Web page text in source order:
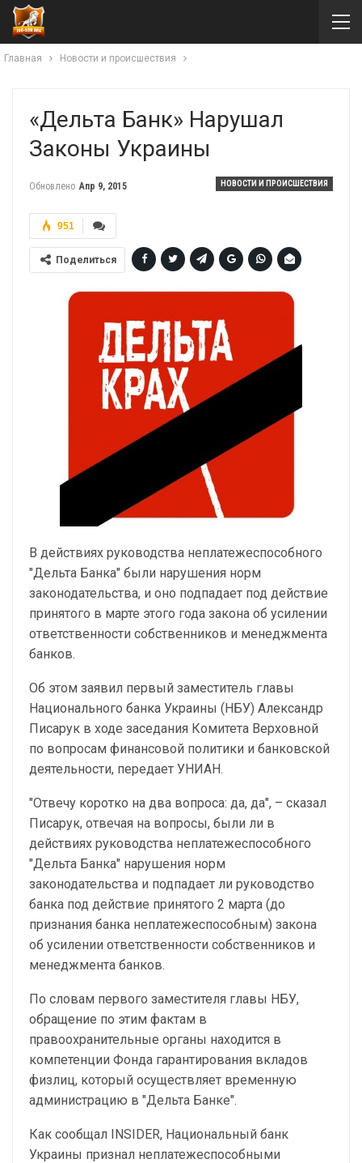
Главная Новости и происшествия
«Дельта Банк» Нарушал
Законы Украины
НОВОСТИ И ПРОИСШЕСТВИЯ
Обновлено Апр 9, 2015
951
Поделиться
В действиях руководства неплатежеспособного
"Дельта Банка" были нарушения норм
законодательства, и оно подпадает под действие
принятого в марте этого года закона об усилении
ответственности собственников и менеджмента
банков.
Об этом заявил первый заместитель главы
Национального банка Украины (НБУ) Александр
Писарук в ходе заседания Комитета Верховной
по вопросам финансовой политики и банковской
деятельности, передает УНИАН.
"Отвечу коротко на два вопроса: да, да", – сказал
Писарук, отвечая на вопросы, были ли в
действиях руководства неплатежеспособного
"Дельта Банка" нарушения норм
законодательства и подпадает ли руководство
банка под действие принятого 2 марта (до
признания банка неплатежеспособным) закона
об усилении ответственности собственников и
менеджмента банков.
По словам первого заместителя главы НБУ,
обращение по этим фактам в
правоохранительные органы находится в
компетенции Фонда гарантирования вкладов
физлиц, который осуществляет временную
администрацию в "Дельта Банке".
Как сообщал INSIDER, Национальный банк
Украины признал неплатежеспособными